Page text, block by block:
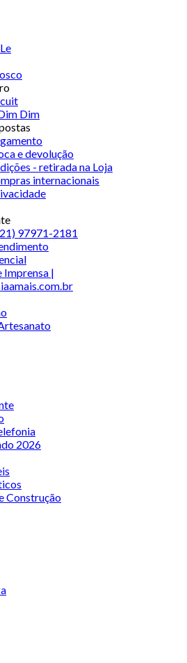
Dim
e devolução
- retirada na Loja
internacionais
97971-2181
Imprensa |
2026
Construção